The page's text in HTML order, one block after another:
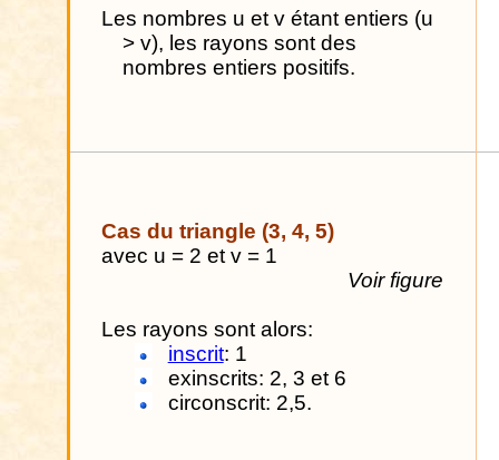
Les nombres u et v étant entiers (u
> v), les rayons sont des
nombres entiers positifs.
Cas du triangle (3, 4, 5)
avec u = 2 et v = 1
Voir figure
Les rayons sont alors:
inscrit: 1
exinscrits: 2, 3 et 6
circonscrit: 2,5.